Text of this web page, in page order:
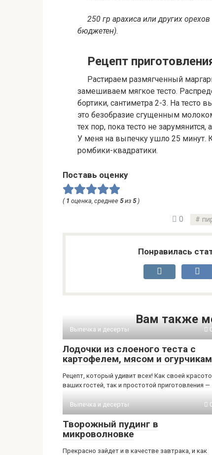
250 гр арахиса или других
бюджетен).
Рецепт
Растираем размягченный
замешиваем мягкое тесто.
бортики, сантиметра 2-3. На
это безобразие сгущенным
тех пор, пока тесто не
У меня на выпечку ушло 25 минут.
ромбики-квадратики.
Поставь оценку
( 1 оценка, среднее 5из 5)
0
Понравилась
Вам также
Выпечка и десерты
Лодочки из слоеного теста с
картофелем, мясом и
Рецепт, который удивит всех! Как своей
ваших гостей, так и простотой приготовления —
Выпечка и десерты
Творожный пудинг в
микроволновке
Прекрасно зайдет и в качестве завтрака, и как